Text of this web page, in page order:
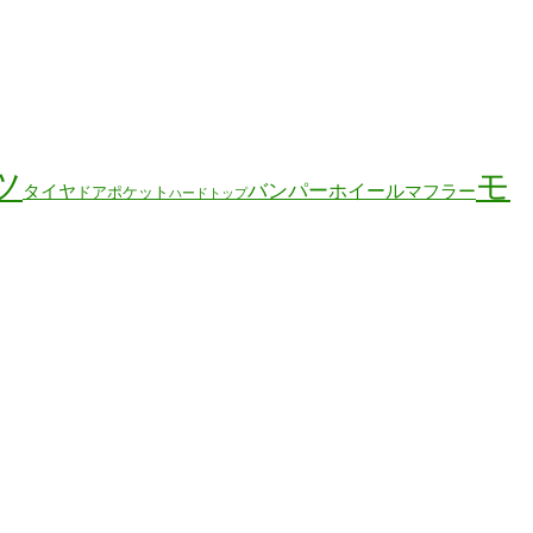
タイヤ ドアポケット ハードトップバンパーホイールマフラーモ